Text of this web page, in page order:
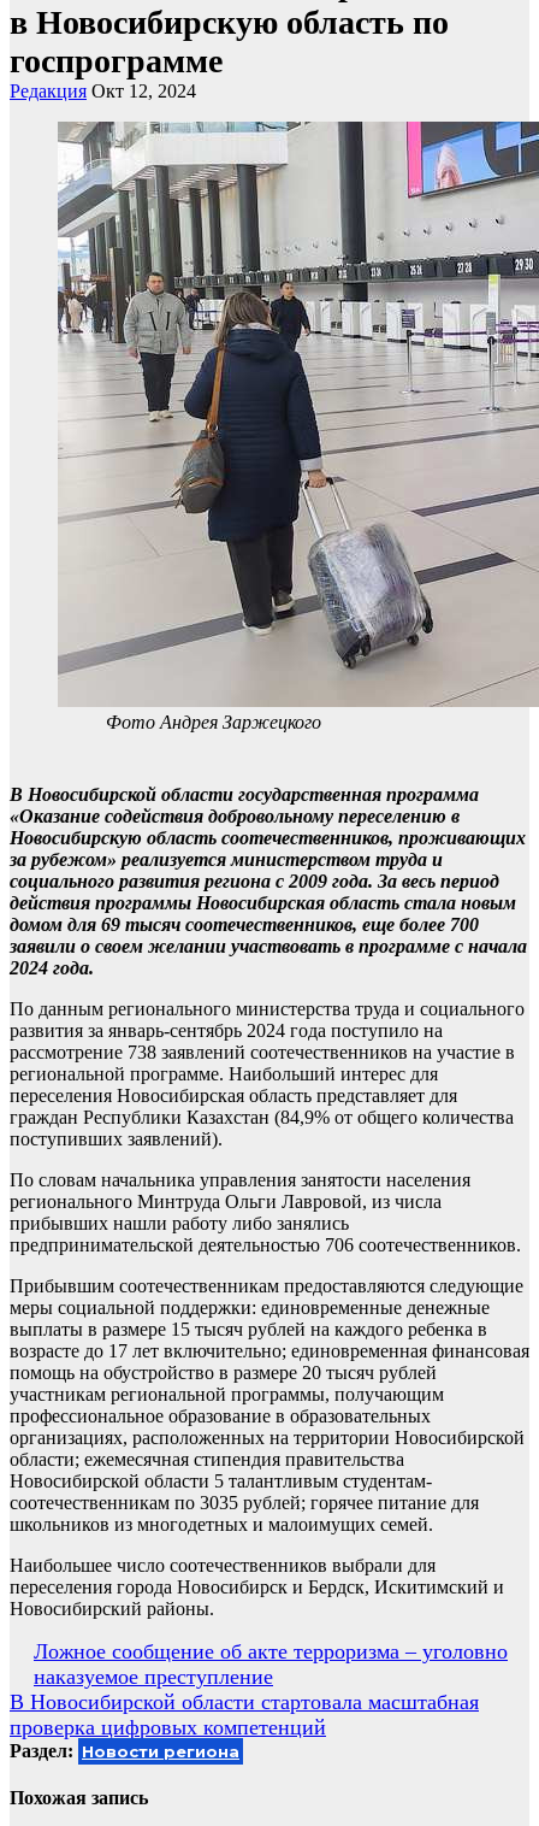
в Новосибирскую область по
госпрограмме
Редакция Окт 12, 2024
Фото Андрея Заржецкого
В Новосибирской области государственная программа
«Оказание содействия добровольному переселению в
Новосибирскую область соотечественников, проживающих
за рубежом» реализуется министерством труда и
социального развития региона с 2009 года. За весь период
действия программы Новосибирская область стала новым
домом для 69 тысяч соотечественников, еще более 700
заявили о своем желании участвовать в программе с начала
2024 года.
По данным регионального министерства труда и социального
развития за январь-сентябрь 2024 года поступило на
рассмотрение 738 заявлений соотечественников на участие в
региональной программе. Наибольший интерес для
переселения Новосибирская область представляет для
граждан Республики Казахстан (84,9% от общего количества
поступивших заявлений).
По словам начальника управления занятости населения
регионального Минтруда Ольги Лавровой, из числа
прибывших нашли работу либо занялись
предпринимательской деятельностью 706 соотечественников.
Прибывшим соотечественникам предоставляются следующие
меры социальной поддержки: единовременные денежные
выплаты в размере 15 тысяч рублей на каждого ребенка в
возрасте до 17 лет включительно; единовременная финансовая
помощь на обустройство в размере 20 тысяч рублей
участникам региональной программы, получающим
профессиональное образование в образовательных
организациях, расположенных на территории Новосибирской
области; ежемесячная стипендия правительства
Новосибирской области 5 талантливым студентам-
соотечественникам по 3035 рублей; горячее питание для
школьников из многодетных и малоимущих семей.
Наибольшее число соотечественников выбрали для
переселения города Новосибирск и Бердск, Искитимский и
Новосибирский районы.
Навигация
по
записям
Ложное сообщение об акте терроризма – уголовно
наказуемое преступление
В Новосибирской области стартовала масштабная
проверка цифровых компетенций
Раздел: Новости региона
Похожая запись